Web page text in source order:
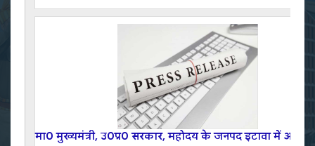
मा0 मुख्यमंत्री, उ0प्र0 सरकार, महोदय के जनपद इटावा में आगमन